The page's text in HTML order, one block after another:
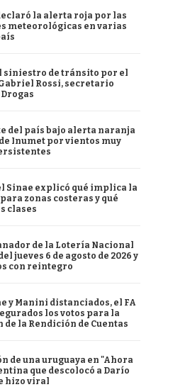
la alerta roja por las
meteorológicas en varias
siniestro de tránsito por el
Rossi, secretario
del país bajo alerta naranja
Inumet por vientos muy
Sinae explicó qué implica la
zonas costeras y qué
clases
de la Lotería Nacional
jueves 6 de agosto de 2026 y
con reintegro
y Manini distanciados, el FA
los votos para la
de la Rendición de Cuentas
de una uruguaya en "Ahora
que descolocó a Darío
hizo viral